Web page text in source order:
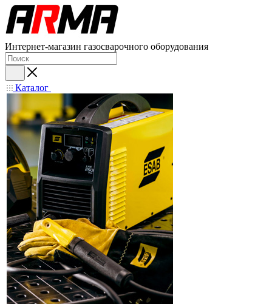
Интернет-магазин газосварочного оборудования
Каталог